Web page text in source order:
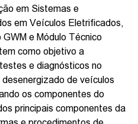
em Sistemas e
em Veículos Eletrificados,
e Módulo Técnico
como objetivo a
e diagnósticos no
de veículos
os componentes do
principais componentes da